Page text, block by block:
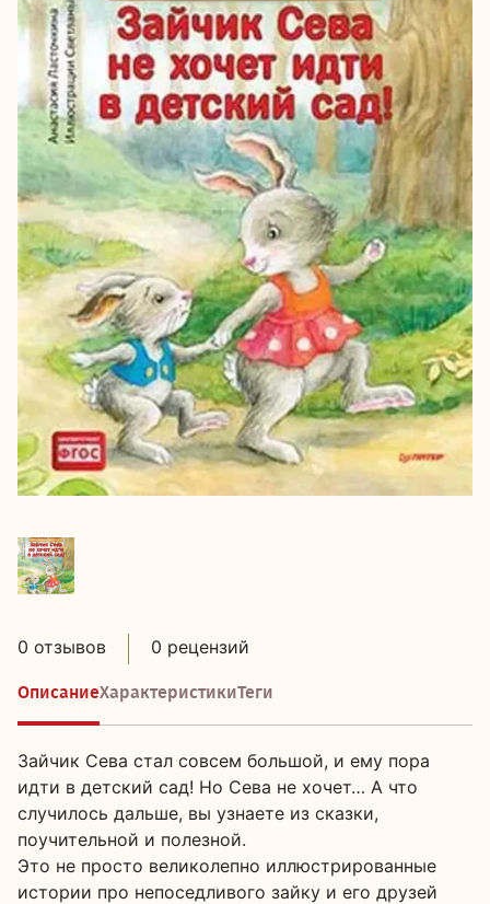
0 отзывов 0 рецензий
ОписаниеХарактеристикиТеги
Зайчик Сева стал совсем большой, и ему пора
идти в детский сад! Но Сева не хочет… А что
случилось дальше, вы узнаете из сказки,
поучительной и полезной.
Это не просто великолепно иллюстрированные
истории про непоседливого зайку и его друзей